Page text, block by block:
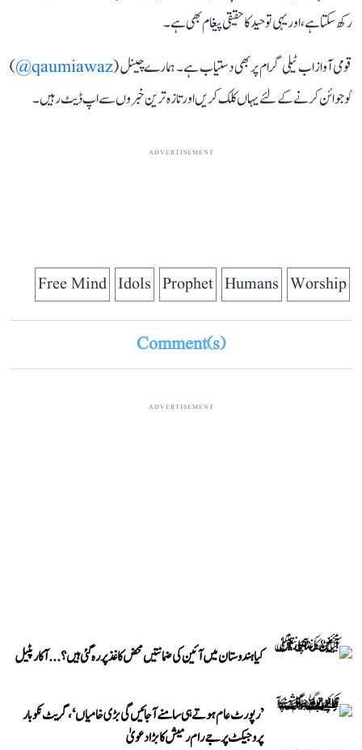
رکھ سکتا ہے، اور یہی توحید کا حقیقی پیغام بھی ہے۔
قومی آواز اب ٹیلی گرام پر بھی دستیاب ہے۔ ہمارے چینل (qaumiawaz@
)
کو جوائن کرنے کے لئے یہاں کلک کریں اور تازہ ترین خبروں سے اپ ڈیٹ رہیں۔
ADVERTISEMENT
Worship
Humans
Prophet
Idols
Free Mind
Comment(s)
ADVERTISEMENT
کیا ہندوستان میں آئین کی ضمانتیں محض کاغذ پر رہ گئی ہیں؟...آکار پٹیل
’رپورٹ عام ہوتے ہی سامنے آ جائیں گی بڑی خامیاں‘، گریٹ نکوبار
پروجیکٹ پر جے رام رمیش کا بڑا دعویٰ